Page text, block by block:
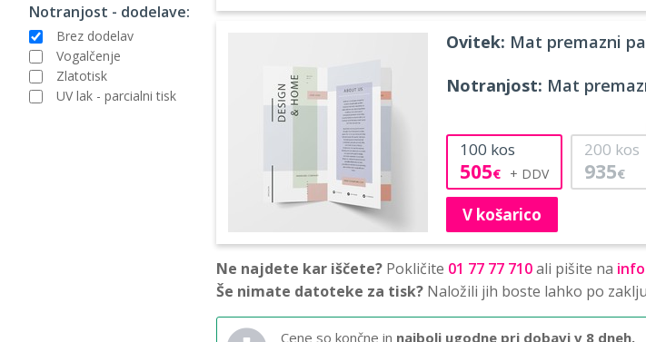
Notranjost - dodelave:
Brez dodelav
Vogalčenje
Zlatotisk
UV lak - parcialni tisk
Ovitek: Mat premazni
Notranjost: Mat
100 kos
505€
200 kos
935€
V košarico
Ne najdete kar iščete? Pokličite 01 77 77 710ali pišite na
Še nimate datoteke za tisk? Naložili jih boste lahko po
Cene so končne in najbolj ugodne pri dobavi v 8 dneh.